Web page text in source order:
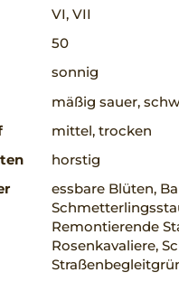
VI, VII
50
sonnig
mäßig sauer,
mittel, trocken
horstig
essbare Blüten,
Remontierende
Rosenkavaliere,